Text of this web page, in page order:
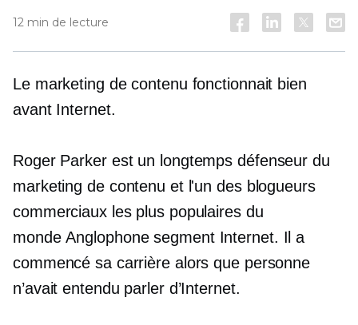
12 min de lecture
Le marketing de contenu fonctionnait bien
avant Internet.
Roger Parker est un longtemps défenseur du
marketing de contenu et l'un des blogueurs
commerciaux les plus populaires du
mondeAnglophonesegment Internet. Il a
commencé sa carrière alors que personne
n’avait entendu parler d’Internet.